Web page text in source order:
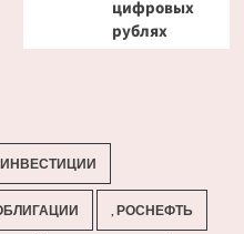
цифровых
рублях
ИНВЕСТИЦИИ
, РОСНЕФТЬ